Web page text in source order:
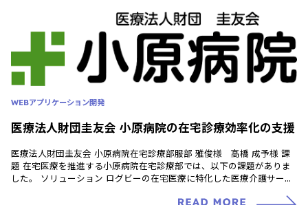
WEBアプリケーション開発
医療法人財団圭友会 小原病院の在宅診療効率化の支援
医療法人財団圭友会 小原病院在宅診療部服部 雅俊様 高橋 成予様 課
題 在宅医療を推進する小原病院在宅診療部では、以下の課題がありま
した。 ソリューション ログビーの在宅医療に特化した医療介護サービ